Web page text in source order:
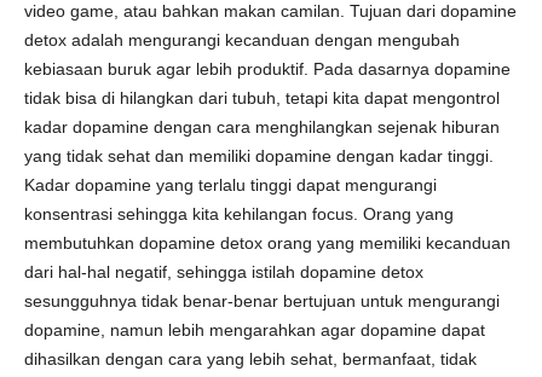
video game, atau bahkan makan camilan. Tujuan dari dopamine
detox adalah mengurangi kecanduan dengan mengubah
kebiasaan buruk agar lebih produktif. Pada dasarnya dopamine
tidak bisa di hilangkan dari tubuh, tetapi kita dapat mengontrol
kadar dopamine dengan cara menghilangkan sejenak hiburan
yang tidak sehat dan memiliki dopamine dengan kadar tinggi.
Kadar dopamine yang terlalu tinggi dapat mengurangi
konsentrasi sehingga kita kehilangan focus. Orang yang
membutuhkan dopamine detox orang yang memiliki kecanduan
dari hal-hal negatif, sehingga istilah dopamine detox
sesungguhnya tidak benar-benar bertujuan untuk mengurangi
dopamine, namun lebih mengarahkan agar dopamine dapat
dihasilkan dengan cara yang lebih sehat, bermanfaat, tidak